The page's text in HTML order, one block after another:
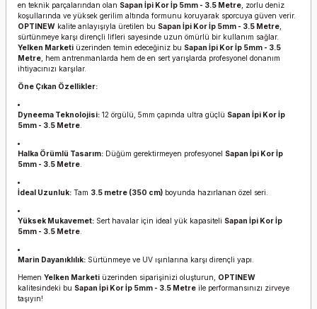
en teknik parçalarından olan Sapan İpi Kor İp 5mm - 3.5 Metre , zorlu deniz
koşullarında ve yüksek gerilim altında formunu koruyarak sporcuya güven verir.
OPTINEW kalite anlayışıyla üretilen bu Sapan İpi Kor İp 5mm - 3.5 Metre
sürtünmeye karşı dirençli lifleri sayesinde uzun ömürlü bir kullanım sağlar.
Yelken Marketi üzerinden temin edeceğiniz bu Sapan İpi Kor İp 5mm - 3.5
Metre , hem antrenmanlarda hem de en sert yarışlarda profesyonel donanım
ihtiyacınızı karşılar.
Öne Çıkan Özellikler:
Dyneema Teknolojisi: 12 örgülü, 5mm çapında ultra güçlü Sapan İpi Kor İp
5mm - 3.5 Metre
Halka Örümlü Tasarım: Düğüm gerektirmeyen profesyonel Sapan İpi Kor İp
5mm - 3.5 Metre
İdeal Uzunluk: Tam 3.5 metre (350 cm) boyunda hazırlanan özel seri.
Yüksek Mukavemet: Sert havalar için ideal yük kapasiteli Sapan İpi Kor İp
5mm - 3.5 Metre
Marin Dayanıklılık: Sürtünmeye ve UV ışınlarına karşı dirençli yapı.
Hemen Yelken Marketi üzerinden siparişinizi oluşturun, OPTINEW
kalitesindeki bu Sapan İpi Kor İp 5mm - 3.5 Metre ile performansınızı zirveye
taşıyın!